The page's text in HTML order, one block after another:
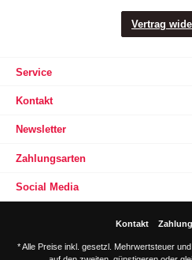
Vertrag
Service
Kontakt
Newsletter
Zahlungsarten
Social Media
Kontakt
* Alle Preise inkl. gesetzl. Mehrwertsteuer und